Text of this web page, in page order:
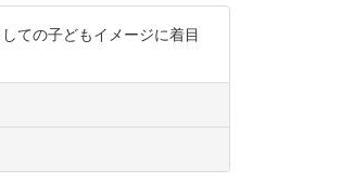
ての子どもイメージに着目